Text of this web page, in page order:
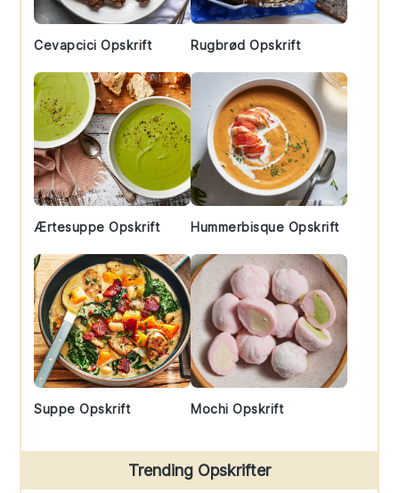
Cevapcici Opskrift Rugbrød Opskrift
Ærtesuppe Opskrift Hummerbisque Opskrift
Suppe Opskrift Mochi Opskrift
Trending Opskrifter